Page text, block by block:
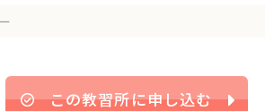
この教習所に申し込む